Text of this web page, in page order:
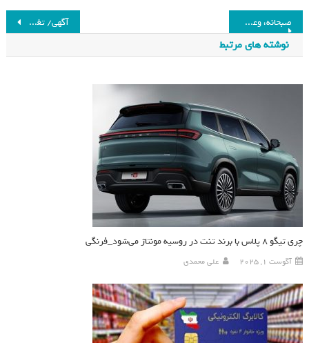
آگهی/ تغذیه: کلید طلایی سلامتی و زندگی بهتر_فرنگی صبحانه، وعده ای که خوردن آن در ایام امتحان اهمیت بیشتری دارد_فرنگی
نوشته های مرتبط
چری تیگو ۸ پلاس با برند تنت در روسیه مونتاژ می‌شود_فرنگی
آگوست 1, 2025 علی محمدی